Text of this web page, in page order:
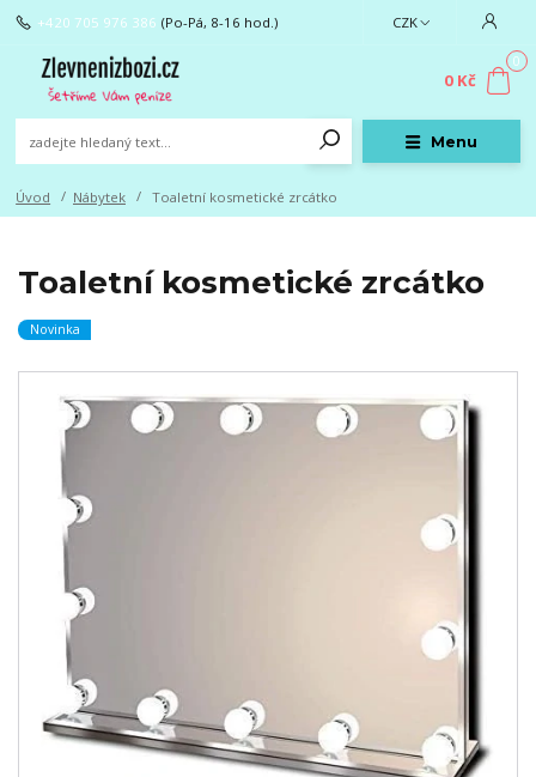
Menu
CZK
+420 705 976 386 (Po-Pá, 8-16 hod.)
0
0 Kč
Úvod Nábytek Toaletní kosmetické zrcátko
Toaletní kosmetické zrcátko
Novinka